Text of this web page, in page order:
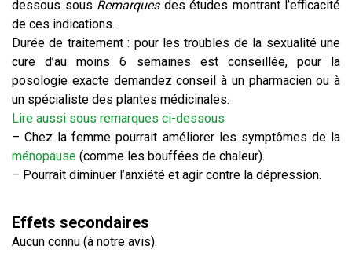
dessous sous Remarquesdes études montrant l’efficacité
de ces indications.
Durée de traitement : pour les troubles de la sexualité une
cure d’au moins 6 semaines est conseillée, pour la
posologie exacte demandez conseil à un pharmacien ou à
un spécialiste des plantes médicinales.
Lire aussi sous remarques ci-dessous
– Chez la femme pourrait améliorer les symptômes de la
ménopause (comme les bouffées de chaleur).
– Pourrait diminuer l’anxiété et agir contre la dépression.
Effets secondaires
Aucun connu (à notre avis).